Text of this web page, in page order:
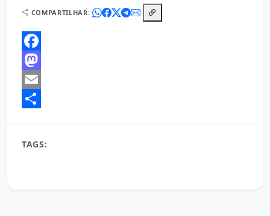
COMPARTILHAR:
Facebook
Mastodon
Email
TAGS: